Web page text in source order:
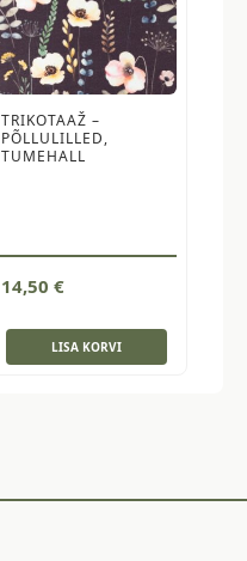
TRIKOTAAŽ –
PÕLLULILLED,
TUMEHALL
14,50 €
LISA KORVI